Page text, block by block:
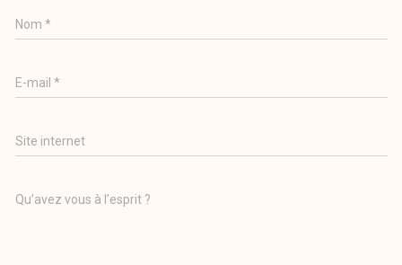
Nom*
E-mail*
Site internet
Qu’avez vous à l’esprit ?